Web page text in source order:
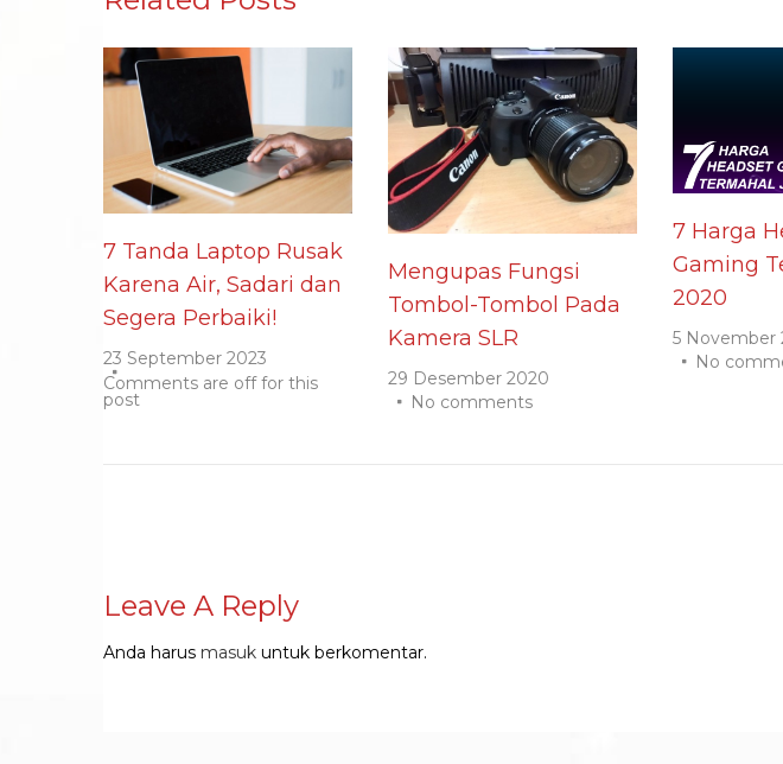
7 Tanda Laptop Rusak
Karena Air, Sadari dan
Segera Perbaiki!
23 September 2023
Comments are off for this
post
Mengupas Fungsi
Tombol-Tombol Pada
Kamera SLR
29 Desember 2020
No comments
7 Harga
Gaming
2020
5 November
No
Leave A Reply
Anda harus masuk untuk berkomentar.